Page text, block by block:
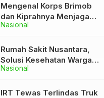
Nasional
Mengenal Korps Brimob
dan Kiprahnya Menjaga
Keutuhan NKRI
Nasional
Rumah Sakit Nusantara,
Solusi Kesehatan Warga
Dekat IKN
IRT Tewas Terlindas Truk